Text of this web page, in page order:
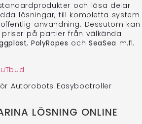
och lösa delar
lösningar, till kompletta system
användning. Dessutom kan
på partier från välkända
,PolyRopes ochSeaSea m.fl.
LÖSNING ONLINE